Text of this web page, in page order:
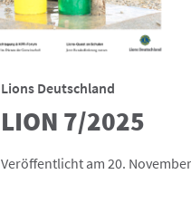
Lions Deutschland
LION 7/2025
Veröffentlicht am 20.